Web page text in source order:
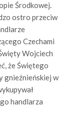
Środkowej.
ostro przeciw
Czechami
Wojciech
że Świętego
gnieźnieńskiej w
handlarza